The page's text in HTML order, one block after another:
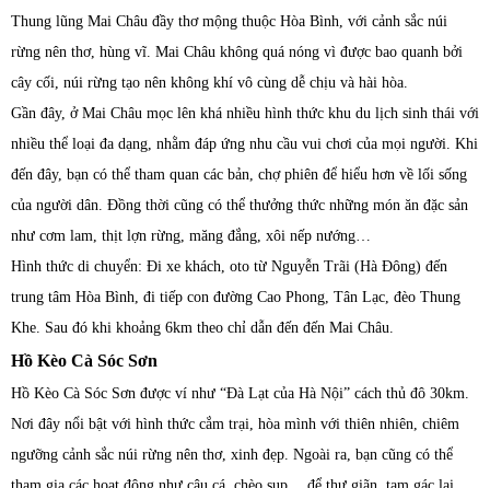
Thung lũng Mai Châu đầy thơ mộng thuộc Hòa Bình, với cảnh sắc núi
rừng nên thơ, hùng vĩ. Mai Châu không quá nóng vì được bao quanh bởi
cây cối, núi rừng tạo nên không khí vô cùng dễ chịu và hài hòa.
Gần đây, ở Mai Châu mọc lên khá nhiều hình thức khu du lịch sinh thái với
nhiều thể loại đa dạng, nhằm đáp ứng nhu cầu vui chơi của mọi người. Khi
đến đây, bạn có thể tham quan các bản, chợ phiên để hiểu hơn về lối sống
của người dân. Đồng thời cũng có thể thưởng thức những món ăn đặc sản
như cơm lam, thịt lợn rừng, măng đắng, xôi nếp nướng…
Hình thức di chuyển: Đi xe khách, oto từ Nguyễn Trãi (Hà Đông) đến
trung tâm Hòa Bình, đi tiếp con đường Cao Phong, Tân Lạc, đèo Thung
Khe. Sau đó khi khoảng 6km theo chỉ dẫn đến đến Mai Châu.
Hồ Kèo Cà Sóc Sơn
Hồ Kèo Cà Sóc Sơn được ví như “Đà Lạt của Hà Nội” cách thủ đô 30km.
Nơi đây nổi bật với hình thức cắm trại, hòa mình với thiên nhiên, chiêm
ngưỡng cảnh sắc núi rừng nên thơ, xinh đẹp. Ngoài ra, bạn cũng có thể